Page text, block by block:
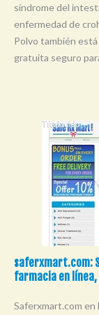
síndrome del
enfermedad de
Polvo también
gratuita seguro
saferxmart.com:
farmacia en
Saferxmart.com